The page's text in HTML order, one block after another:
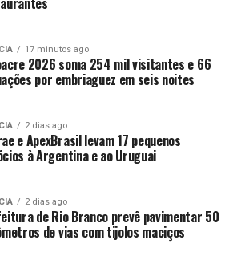
17 minutos ago
2026 soma 254 mil visitantes e 66
por embriaguez em seis noites
2 dias ago
e ApexBrasil levam 17 pequenos
à Argentina e ao Uruguai
2 dias ago
de Rio Branco prevê pavimentar 50
de vias com tijolos maciços